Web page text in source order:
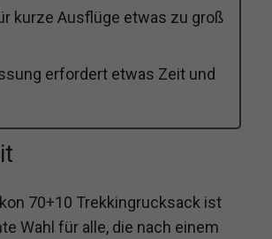
kurze Ausflüge etwas zu groß
erfordert etwas Zeit und
70+10 Trekkingrucksack ist
Wahl für alle, die nach einem